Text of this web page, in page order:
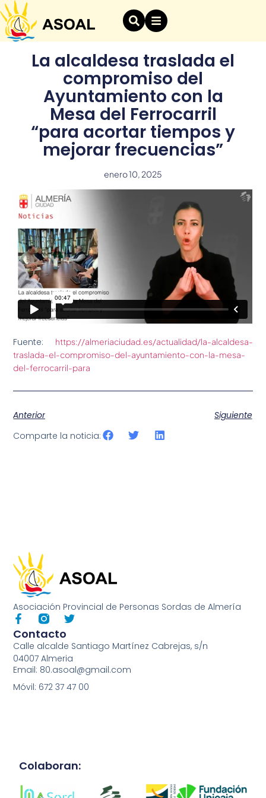
La alcaldesa traslada el
compromiso del
Ayuntamiento con la
Mesa del Ferrocarril
“para acortar tiempos y
mejorar frecuencias”
enero 10, 2025
Fuente:
https://almeriaciudad.es/actualidad/la-alcaldesa-
traslada-el-compromiso-del-ayuntamiento-con-la-mesa-
del-ferrocarril-para
Anterior
Siguiente
Comparte la noticia:
Asociación Provincial de Personas Sordas de Almería
Contacto
Calle alcalde Santiago Martínez Cabrejas, s/n
04007 Almeria
Email: 80.asoal@gmail.com
Móvil: 672 37 47 00
Colaboran: